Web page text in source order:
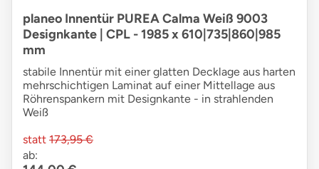
planeo Innentür PUREA Calma Weiß 9003
Designkante | CPL - 1985 x 610|735|860|985
mm
stabile Innentür mit einer glatten Decklage aus harten
mehrschichtigen Laminat auf einer Mittellage aus
Röhrenspankern mit Designkante - in strahlenden
Weiß
statt 173,95 €
ab: